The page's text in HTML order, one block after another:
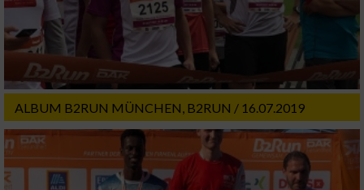
ALBUM B2RUN MÜNCHEN, B2RUN / 16.07.2019
Wir nutzen Ihre Daten für folgende Zwecke:
IAB-Verarbeitungszwecke:
Speichern von oder Zugriff auf Informationen
auf einem Endgerät
Verwendung reduzierter Daten zur Auswahl
von Werbeanzeigen
Erstellung von Profilen für personalisierte
Werbung